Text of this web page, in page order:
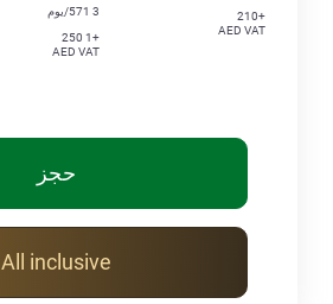
+210
AED VAT
3 571/يوم
+1 250
AED VAT
حجز
All inclusive